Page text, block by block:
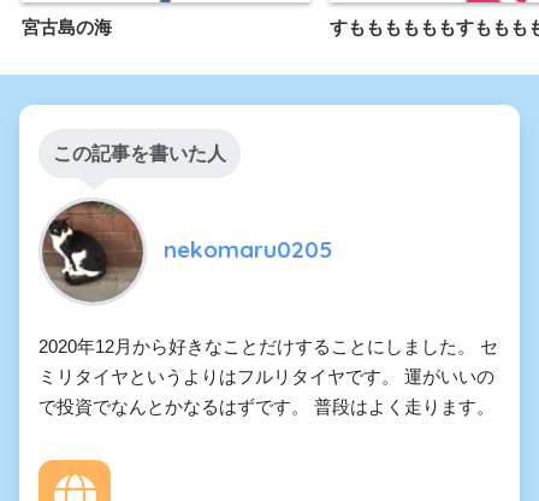
宮古島の海 すももももももすももも
この記事を書いた人
nekomaru0205
2020年12月から好きなことだけすることにしました。 セ
ミリタイヤというよりはフルリタイヤです。 運がいいの
で投資でなんとかなるはずです。 普段はよく走ります。